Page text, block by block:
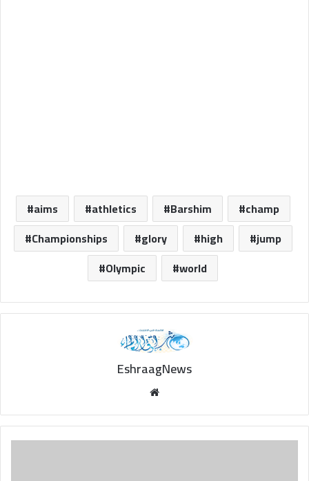
aims athletics Barshim
champ
Championships
glory high
jump
Olympic
world
EshraagNews
Life